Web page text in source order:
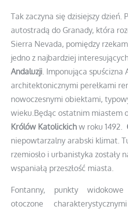
Tak zaczyna się dzisiejszy dzień.
autostradą do Granady, która
Sierra Nevada, pomiędzy
jedno z najbardziej
Andaluzji. Imponująca spuścizna
architektonicznymi perełkami
nowoczesnymi obiektami,
wieku.Będąc ostatnim miastem
Królów Katolickich w roku 1492.
niepowtarzalny arabski klimat.
rzemiosło i urbanistyka zostały
wspaniałą przeszłość miasta.
Fontanny, punkty
otoczone